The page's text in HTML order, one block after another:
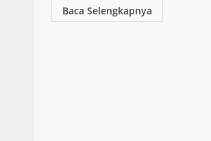
Baca Selengkapnya